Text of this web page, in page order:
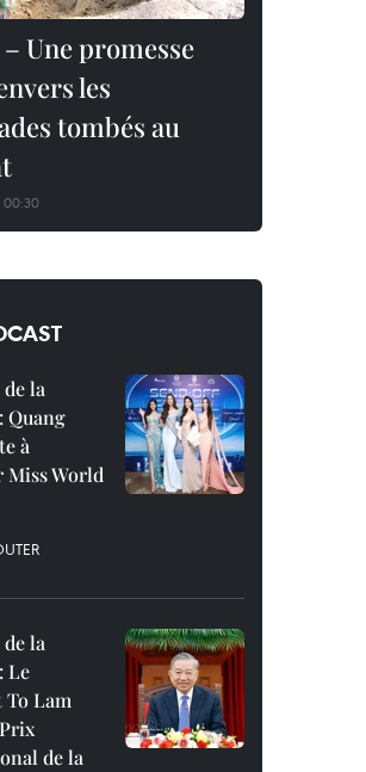
Une promesse
les
tombés au
la
Quang
à
World
la
Le
Lam
de la